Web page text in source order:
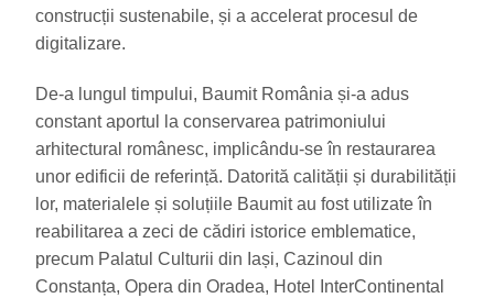
construcții sustenabile, și a accelerat procesul de
digitalizare.
De-a lungul timpului, Baumit România și-a adus
constant aportul la conservarea patrimoniului
arhitectural românesc, implicându-se în restaurarea
unor edificii de referință. Datorită calității și durabilității
lor, materialele și soluțiile Baumit au fost utilizate în
reabilitarea a zeci de cădiri istorice emblematice,
precum Palatul Culturii din Iași, Cazinoul din
Constanța, Opera din Oradea, Hotel InterContinental